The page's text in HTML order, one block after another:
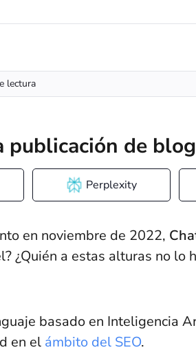
lectura
publicación de
Perplexity
en noviembre de 2022,
¿Quién a estas alturas no lo
basado en Inteligencia
en el ámbito del SEO.